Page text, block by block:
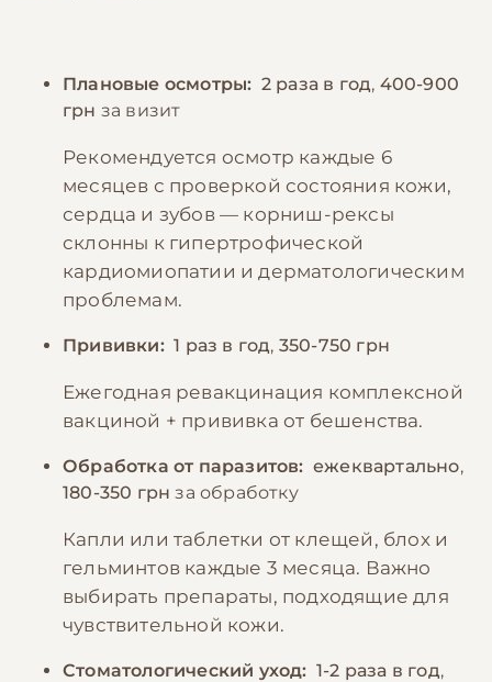
Плановые осмотры: 2 раза в год, 400-900
грн за визит
Рекомендуется осмотр каждые 6
месяцев с проверкой состояния кожи,
сердца и зубов — корниш-рексы
склонны к гипертрофической
кардиомиопатии и дерматологическим
проблемам.
Прививки: 1 раз в год, 350-750 грн
Ежегодная ревакцинация комплексной
вакциной + прививка от бешенства.
Обработка от паразитов: ежеквартально,
180-350 грн за обработку
Капли или таблетки от клещей, блох и
гельминтов каждые 3 месяца. Важно
выбирать препараты, подходящие для
чувствительной кожи.
Стоматологический уход: 1-2 раза в год,